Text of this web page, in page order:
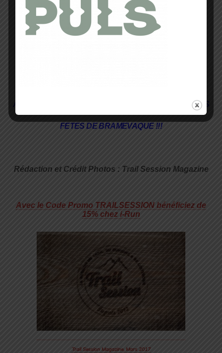
A noter que le Circuit ne sera pas le même
que la précédente fois et fera 14kms pour
480M de dénivelé… et que c’est OUVERT A
ALORS RDV LE DIMANCHE 19 MARS 2017 SALLE DES
FETES DE BRAMEVAQUE !!!
Rédaction et Crédit Photos : Trail Session Magazine
Avec le Code Promo TRAILSESSION bénéficiez de
15% chez i-Run
Trail Session Magazine, Mars 2017